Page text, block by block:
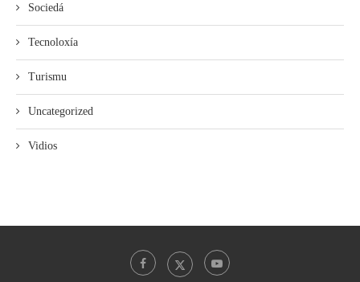
Sociedá
Tecnoloxía
Turismu
Uncategorized
Vidios